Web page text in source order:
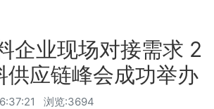
企业现场对接需求 2
供应链峰会成功举办
浏览:3694